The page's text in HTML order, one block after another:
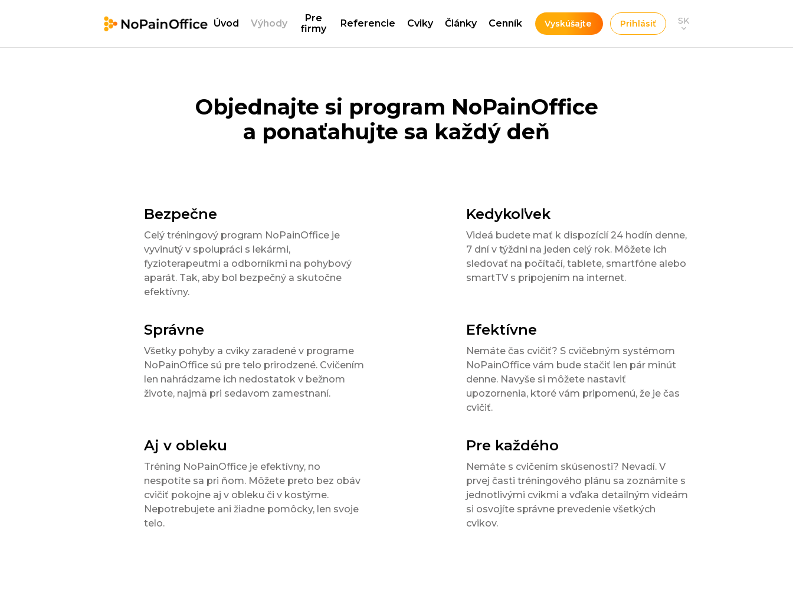
Úvod Výhody
Pre
firmy
Referencie Cviky Články Cenník Vyskúšajte Prihlásiť SK
Objednajte si program NoPainOffice
a ponaťahujte sa každý deň
Bezpečne
Celý tréningový program NoPainOffice je
vyvinutý v spolupráci s lekármi,
fyzioterapeutmi a odborníkmi na pohybový
aparát. Tak, aby bol bezpečný a skutočne
efektívny.
Kedykoľvek
Videá budete mať k dispozícií 24 hodín denne,
7 dní v týždni na jeden celý rok. Môžete ich
sledovať na počítačí, tablete, smartfóne alebo
smartTV s pripojením na internet.
Správne
Všetky pohyby a cviky zaradené v programe
NoPainOffice sú pre telo prirodzené. Cvičením
len nahrádzame ich nedostatok v bežnom
živote, najmä pri sedavom zamestnaní.
Efektívne
Nemáte čas cvičiť? S cvičebným systémom
NoPainOffice vám bude stačiť len pár minút
denne. Navyše si môžete nastaviť
upozornenia, ktoré vám pripomenú, že je čas
cvičiť.
Aj v obleku
Tréning NoPainOffice je efektívny, no
nespotíte sa pri ňom. Môžete preto bez obáv
cvičiť pokojne aj v obleku či v kostýme.
Nepotrebujete ani žiadne pomôcky, len svoje
telo.
Pre každého
Nemáte s cvičením skúsenosti? Nevadí. V
prvej časti tréningového plánu sa zoznámite s
jednotlivými cvikmi a vďaka detailným videám
si osvojíte správne prevedenie všetkých
cvikov.